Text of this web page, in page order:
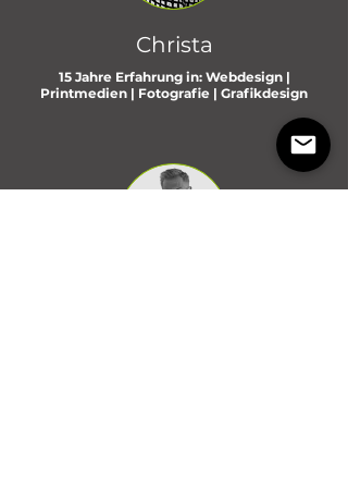
Christa
15 Jahre Erfahrung in: Webdesign |
Printmedien | Fotografie | Grafikdesign